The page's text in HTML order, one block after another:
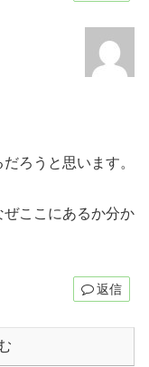
ろうと思います。
ぜここにあるか分か
返信